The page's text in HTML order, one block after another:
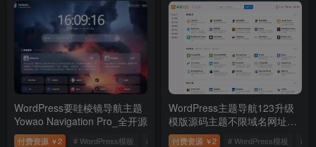
WordPress要哇棱镜导航主题
Yowao Navigation Pro_全开源
付费资源 ￥2 # WordPress模板 # 导航主题 # Yowao
WordPress主题导航123升级
模版源码主题不限域名网址导
航付费资源 ￥2 # WordPress模板 #